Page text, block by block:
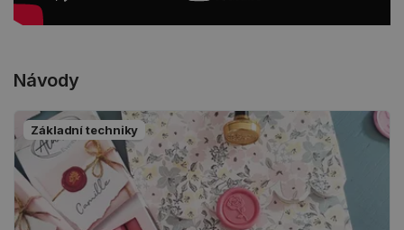
Návody
Základní techniky